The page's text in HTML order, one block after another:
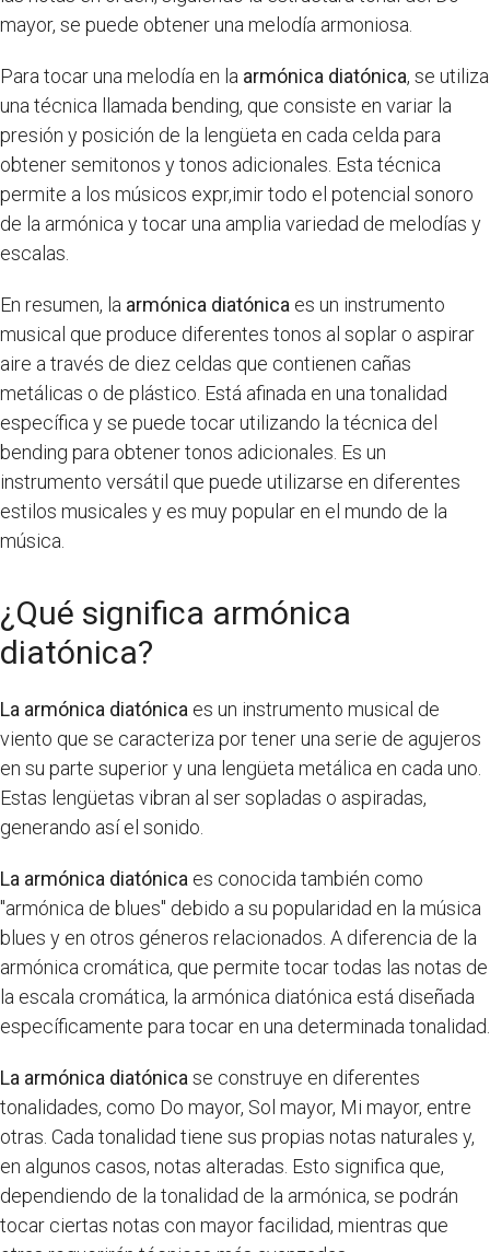
mayor, se puede obtener una melodía armoniosa.
Para tocar una melodía en la armónica diatónica, se utiliza
una técnica llamada bending, que consiste en variar la
presión y posición de la lengüeta en cada celda para
obtener semitonos y tonos adicionales. Esta técnica
permite a los músicos expr,imir todo el potencial sonoro
de la armónica y tocar una amplia variedad de melodías y
escalas.
En resumen, la armónica diatónica es un instrumento
musical que produce diferentes tonos al soplar o aspirar
aire a través de diez celdas que contienen cañas
metálicas o de plástico. Está afinada en una tonalidad
específica y se puede tocar utilizando la técnica del
bending para obtener tonos adicionales. Es un
instrumento versátil que puede utilizarse en diferentes
estilos musicales y es muy popular en el mundo de la
música.
¿Qué significa armónica
diatónica?
La armónica diatónica es un instrumento musical de
viento que se caracteriza por tener una serie de agujeros
en su parte superior y una lengüeta metálica en cada uno.
Estas lengüetas vibran al ser sopladas o aspiradas,
generando así el sonido.
La armónica diatónica es conocida también como
"armónica de blues" debido a su popularidad en la música
blues y en otros géneros relacionados. A diferencia de la
armónica cromática, que permite tocar todas las notas de
la escala cromática, la armónica diatónica está diseñada
específicamente para tocar en una determinada tonalidad.
La armónica diatónica se construye en diferentes
tonalidades, como Do mayor, Sol mayor, Mi mayor, entre
otras. Cada tonalidad tiene sus propias notas naturales y,
en algunos casos, notas alteradas. Esto significa que,
dependiendo de la tonalidad de la armónica, se podrán
tocar ciertas notas con mayor facilidad, mientras que